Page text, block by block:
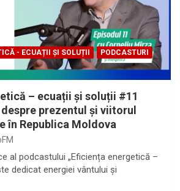
- ECUAȚII ȘI SOLUȚII
PODCASTURI
– ecuații și soluții #11
prezentul și viitorul
în Republica Moldova
al podcastului „Eficiența energetică –
dedicat energiei vântului și